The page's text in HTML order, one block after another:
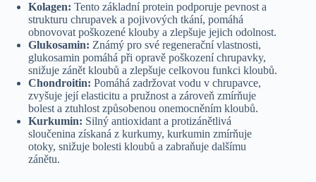
Kolagen: Tento základní protein podporuje pevnost a
strukturu chrupavek a pojivových tkání, pomáhá
obnovovat poškozené klouby a zlepšuje jejich odolnost.
Glukosamin: Známý pro své regenerační vlastnosti,
glukosamin pomáhá při opravě poškození chrupavky,
snižuje zánět kloubů a zlepšuje celkovou funkci kloubů.
Chondroitin: Pomáhá zadržovat vodu v chrupavce,
zvyšuje její elasticitu a pružnost a zároveň zmírňuje
bolest a ztuhlost způsobenou onemocněním kloubů.
Kurkumin: Silný antioxidant a protizánětlivá
sloučenina získaná z kurkumy, kurkumin zmírňuje
otoky, snižuje bolesti kloubů a zabraňuje dalšímu
zánětu.